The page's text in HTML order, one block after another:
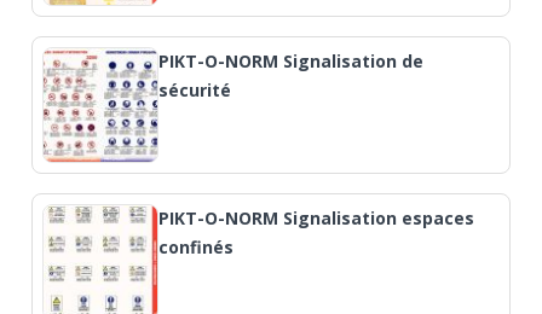
PIKT-O-NORM Signalisation de
sécurité
PIKT-O-NORM Signalisation espaces
confinés